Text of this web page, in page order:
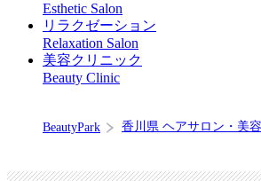
Esthetic Salon
リラクゼーション
Relaxation Salon
美容クリニック
Beauty Clinic
BeautyPark 香川県 ヘアサロン・美